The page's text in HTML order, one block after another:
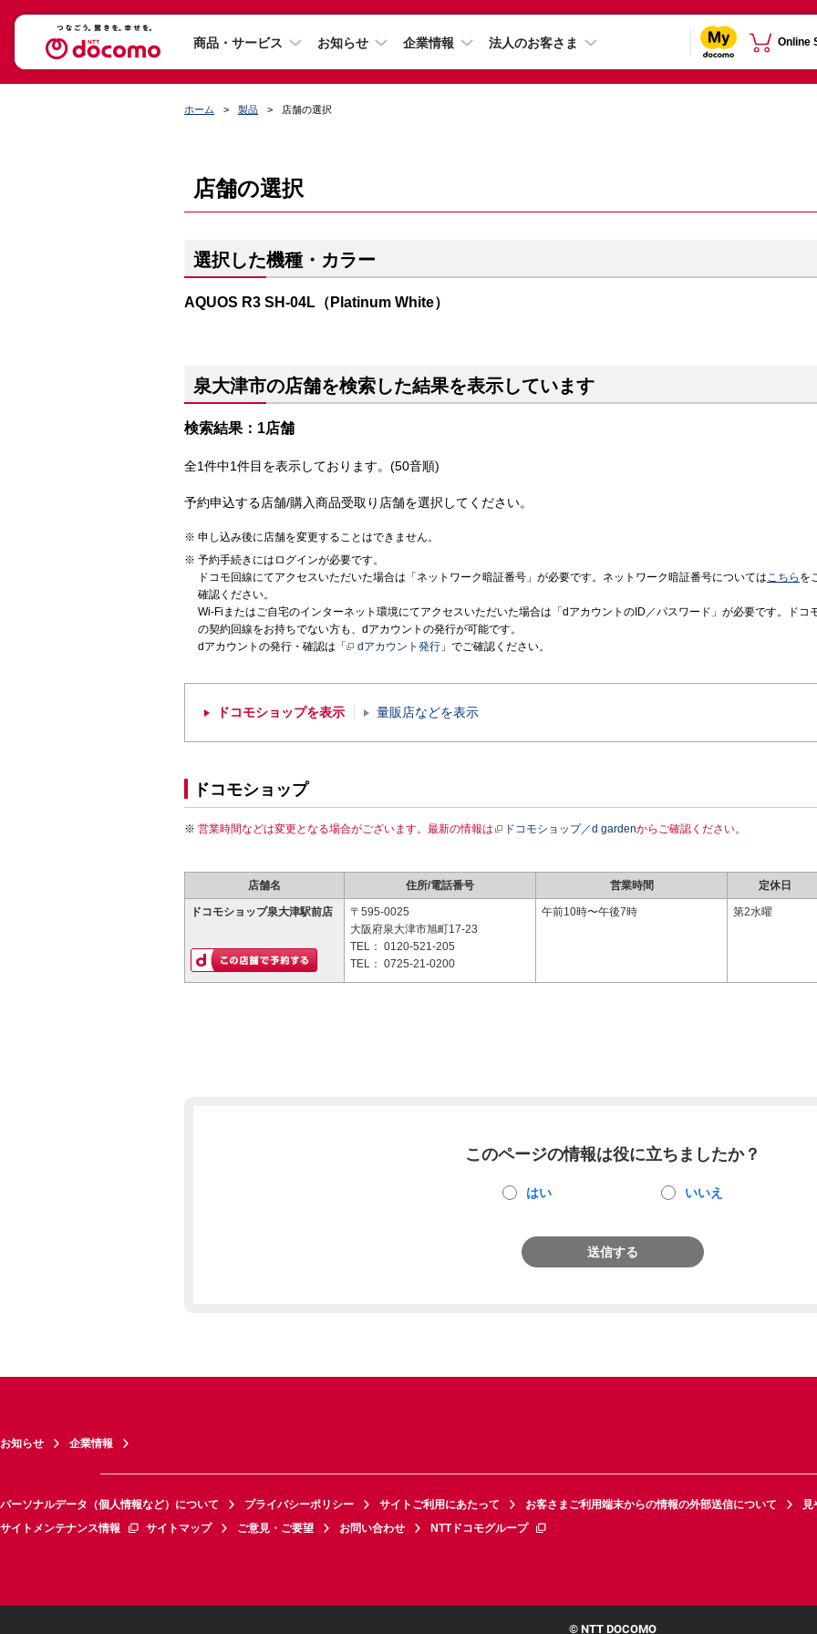
商品・サービス お知らせ 企業情報 法人のお客さま Online
ホーム 製品 店舗の選択
店舗の選択
選択した機種・カラー
AQUOS R3 SH-04L（Platinum White）
泉大津市の店舗を検索した結果を表示しています
検索結果：1店舗
全1件中1件目を表示しております。(50音順)
予約申込する店舗/購入商品受取り店舗を選択してください。
申し込み後に店舗を変更することはできません。
予約手続きにはログインが必要です。
ドコモ回線にてアクセスいただいた場合は「ネットワーク暗証番号」が必要です。ネットワーク暗証番号についてはこちら を
確認ください。
Wi-Fiまたはご自宅のインターネット環境にてアクセスいただいた場合は「dアカウントのID／パスワード」が必要です。ドコ
の契約回線をお持ちでない方も、dアカウントの発行が可能です。
dアカウントの発行・確認は「
dアカウント発行 」でご確認ください。
ドコモショップを表示 量販店などを表示
ドコモショップ
営業時間などは変更となる場合がございます。最新の情報は ドコモショップ／d gardenからご確認ください。
店舗名 住所/電話番号 営業時間 定休日
ドコモショップ泉大津駅前店
〒595-0025
大阪府泉大津市旭町17-23
TEL： 0120-521-205
TEL： 0725-21-0200
午前10時〜午後7時 第2水曜
このページの情報は役に立ちましたか？
はい いいえ
送信する
お知らせ 企業情報
パーソナルデータ（個人情報など）について プライバシーポリシー サイトご利用にあたって お客さまご利用端末からの情報の外部送信について
見
サイトメンテナンス情報
サイトマップ ご意見・ご要望 お問い合わせ NTTドコモグループ
© NTT DOCOMO